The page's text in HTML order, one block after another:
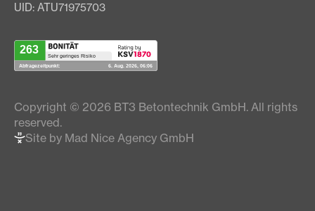
UID: ATU71975703
Copyright © 2026 BT3 Betontechnik GmbH. All rights
reserved.
Site by Mad Nice Agency GmbH